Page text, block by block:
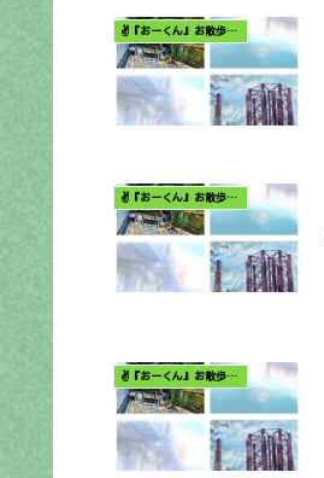
✌️『おーくん』お散歩日記〜どんな出会いがあるだろう〜
✌️『おーくん』お散歩日記〜どんな出会いがあるだろう〜
✌️『おーくん』お散歩日記〜どんな出会いがあるだろう〜